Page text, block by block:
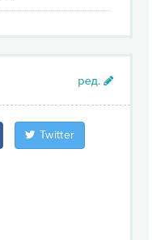
Twitter